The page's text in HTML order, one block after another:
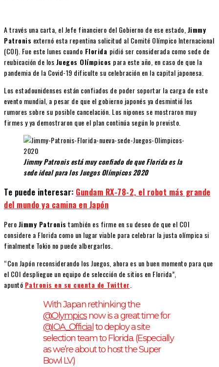
A través una carta, el Jefe financiero del Gobierno de ese estado, Jimmy
Patronis externó esta repentina solicitud al Comité Olímpico Internacional
(COI). Fue este lunes cuando Florida pidió ser considerada como sede de
reubicación de losJuegos Olímpicos para este año, en caso de que la
pandemia de la Covid-19 dificulte su celebración en la capital japonesa.
Los estadounidenses están confiados de poder soportar la carga de este
evento mundial, a pesar de que el gobierno japonés ya desmintió los
rumores sobre su posible cancelación. Los nipones se mostraron muy
firmes y ya demostraron que el plan continúa según lo previsto.
Jimmy Patronis está muy confiado de que Florida es la
sede ideal para los Juegos Olímpicos 2020
Te puede interesar: Gundam RX-78-2, el robot más grande
del mundo ya camina en Japón
PeroJimmy Patronis también es firme en su deseo de que el COI
considere a Florida como un lugar viable para celebrar la justa olímpica si
finalmente Tokio no puede albergarlos.
“Con Japón reconsiderando los Juegos, ahora es un buen momento para que
el COI despliegue un equipo de selección de sitios en Florida”,
apuntó Patronis en su cuenta de Twitter.
With Japan rethinking the
@Olympicsnow is a great time for
@IOA_Official to deploy a site
selection team to Florida. (Especially
as we’re about to host the Super
Bowl LV.)